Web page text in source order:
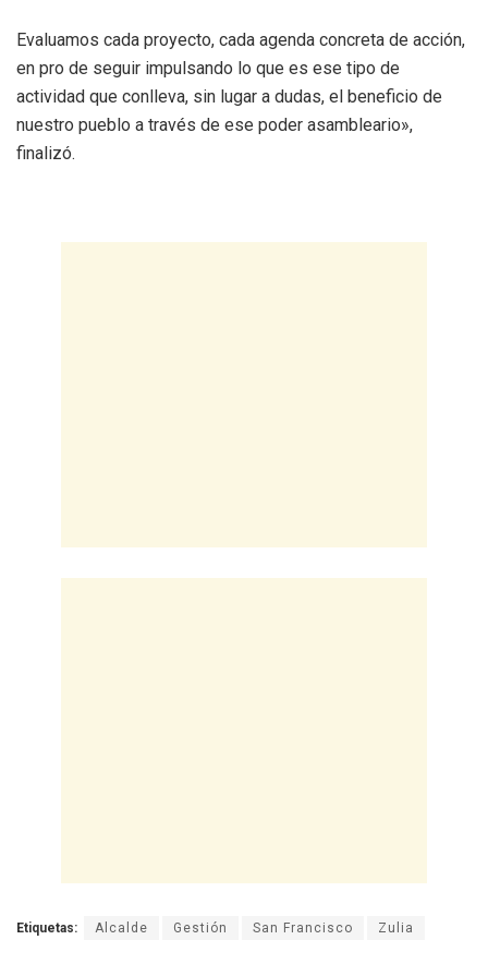
Evaluamos cada proyecto, cada agenda concreta de acción,
en pro de seguir impulsando lo que es ese tipo de
actividad que conlleva, sin lugar a dudas, el beneficio de
nuestro pueblo a través de ese poder asambleario»,
finalizó.
Etiquetas: Alcalde Gestión San Francisco Zulia